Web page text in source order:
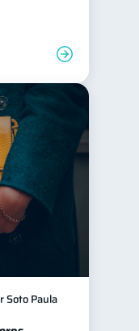
Soto Paula